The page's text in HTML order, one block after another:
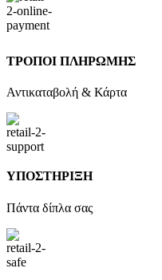
ΤΡΟΠΟΙ ΠΛΗΡΩΜΗΣ
Αντικαταβολή & Κάρτα
ΥΠΟΣΤΗΡΙΞΗ
Πάντα δίπλα σας